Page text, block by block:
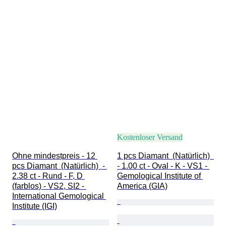
Ohne mindestpreis - 12
pcs Diamant  (Natürlich)  -
2.38 ct - Rund - F, D
(farblos) - VS2, SI2 -
International Gemological
Institute (IGI)
Kostenloser Versand
1 pcs Diamant  (Natürlich)
- 1.00 ct - Oval - K - VS1 -
Gemological Institute of
America (GIA)